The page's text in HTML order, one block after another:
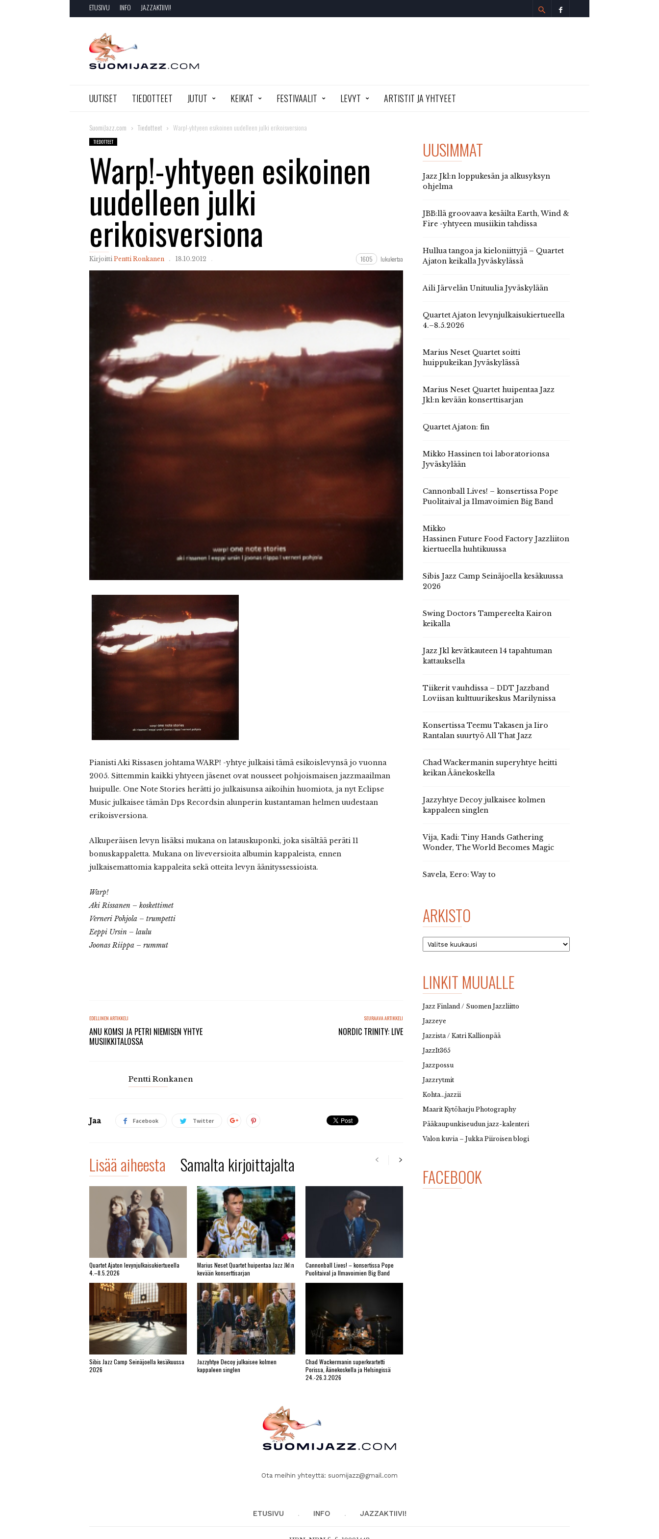
ETUSIVU INFO JAZZAKTIIVI!
SuomiJazz.com
UUTISET TIEDOTTEET JUTUT KEIKAT FESTIVAALIT LEVYT ARTISTIT JA YHTYEET
SuomiJazz.com Tiedotteet Warp!-yhtyeen esikoinen uudelleen julki erikoisversiona
TIEDOTTEET
Warp!-yhtyeen esikoinen
uudelleen julki
erikoisversiona
Kirjoitti Pentti Ronkanen 18.10.2012 1605 lukukertaa
PianistiAki Rissasen johtama WARP! -yhtye julkaisi tämä esikoislevynsä jo vuonna
2005. Sittemmin kaikki yhtyeen jäsenet ovat nousseet pohjoismaisen jazzmaailman
huipulle. One Note Stories herätti jo julkaisunsa aikoihin huomiota, ja nyt Eclipse
Music julkaisee tämän Dps Recordsin alunperin kustantaman helmen uudestaan
erikoisversiona.
Alkuperäisen levyn lisäksi mukana on latauskuponki, joka sisältää peräti 11
bonuskappaletta. Mukana on liveversioita albumin kappaleista, ennen
julkaisemattomia kappaleita sekä otteita levyn äänityssessioista.
Warp!
Aki Rissanen – koskettimet
Verneri Pohjola – trumpetti
Eeppi Ursin – laulu
Joonas Riippa – rummut
EDELLINEN ARTIKKELI
ANU KOMSI JA PETRI NIEMISEN YHTYE
MUSIIKKITALOSSA
SEURAAVA ARTIKKELI
NORDIC TRINITY: LIVE
Pentti Ronkanen
Jaa Facebook Twitter
Lisää aiheesta Samalta kirjoittajalta
Quartet Ajaton levynjulkaisukiertueella
4.–8.5.2026
Marius Neset Quartet huipentaa Jazz Jkl:n
kevään konserttisarjan
Cannonball Lives! – konsertissa Pope
Puolitaival ja Ilmavoimien Big Band
Sibis Jazz Camp Seinäjoella kesäkuussa
2026
Jazzyhtye Decoy julkaisee kolmen
kappaleen singlen
Chad Wackermanin superkvartetti
Porissa, Äänekoskella ja Helsingissä
24.-26.3.2026
UUSIMMAT
Jazz Jkl:n loppukesän ja alkusyksyn
ohjelma
JBB:llä groovaava kesäilta Earth, Wind &
Fire -yhtyeen musiikin tahdissa
Hullua tangoa ja kieloniittyjä – Quartet
Ajaton keikalla Jyväskylässä
Aili Järvelän Unituulia Jyväskylään
Quartet Ajaton levynjulkaisukiertueella
4.–8.5.2026
Marius Neset Quartet soitti
huippukeikan Jyväskylässä
Marius Neset Quartet huipentaa Jazz
Jkl:n kevään konserttisarjan
Quartet Ajaton: fin
Mikko Hassinen toi laboratorionsa
Jyväskylään
Cannonball Lives! – konsertissa Pope
Puolitaival ja Ilmavoimien Big Band
Mikko
Hassinen Future Food Factory Jazzliiton
kiertueella huhtikuussa
Sibis Jazz Camp Seinäjoella kesäkuussa
2026
Swing Doctors Tampereelta Kairon
keikalla
Jazz Jkl kevätkauteen 14 tapahtuman
kattauksella
Tiikerit vauhdissa – DDT Jazzband
Loviisan kulttuurikeskus Marilynissa
Konsertissa Teemu Takasen ja Iiro
Rantalan suurtyö All That Jazz
Chad Wackermanin superyhtye heitti
keikan Äänekoskella
Jazzyhtye Decoy julkaisee kolmen
kappaleen singlen
Vija, Kadi: Tiny Hands Gathering
Wonder, The World Becomes Magic
Savela, Eero: Way to
ARKISTO
Arkisto
LINKIT MUUALLE
Jazz Finland / Suomen Jazzliitto
Jazzeye
Jazzista / Katri Kallionpää
JazzIt365
Jazzpossu
Jazzrytmit
Kohta…jazzii
Maarit Kytöharju Photography
Pääkaupunkiseudun jazz-kalenteri
Valon kuvia – Jukka Piiroisen blogi
FACEBOOK
Ota meihin yhteyttä: suomijazz@gmail.com
ETUSIVU INFO JAZZAKTIIVI!